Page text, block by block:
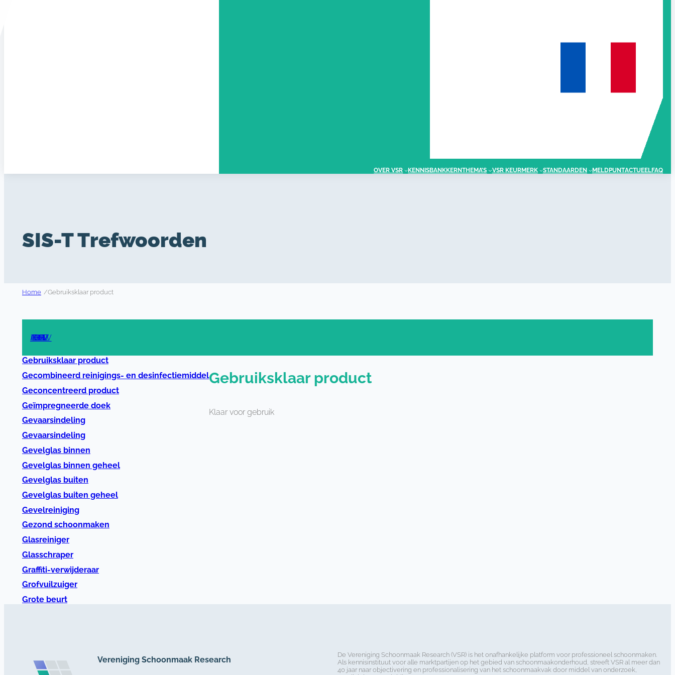
OVER VSR KENNISBANKKERNTHEMA’S VSR KEURMERK STANDAARDEN MELDPUNTACTUEELFAQ
SIS-T Trefwoorden
Home /Gebruiksklaar product
A
B
C
D
E
F
G
H
IJ
K
L
M
N
O
P
R
S
T
U
V
W
Z
Gebruiksklaar product
Gecombineerd reinigings- en desinfectiemiddel
Geconcentreerd product
Geïmpregneerde doek
Gevaarsindeling
Gevaarsindeling
Gevelglas binnen
Gevelglas binnen geheel
Gevelglas buiten
Gevelglas buiten geheel
Gevelreiniging
Gezond schoonmaken
Glasreiniger
Glasschraper
Graffiti-verwijderaar
Grofvuilzuiger
Grote beurt
Gebruiksklaar product
Klaar voor gebruik
Vereniging Schoonmaak Research
De Vereniging Schoonmaak Research (VSR) is het onafhankelijke platform voor professioneel schoonmaken.
Als kennisinstituut voor alle marktpartijen op het gebied van schoonmaakonderhoud, streeft VSR al meer dan
40 jaar naar objectivering en professionalisering van het schoonmaakvak door middel van onderzoek,